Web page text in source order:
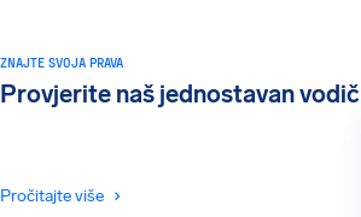
ZNAJTE SVOJA PRAVA
Provjerite naš jednostavan vodič
Pročitajte više